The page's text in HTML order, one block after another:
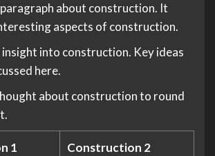
about construction. It
aspects of construction.
into construction. Key ideas
here.
about construction to round
1 Construction 2